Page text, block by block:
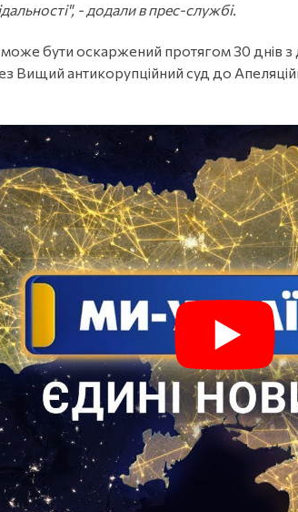
- додали в прес-службі.
бути оскаржений протягом 30 днів
Вищий антикорупційний суд до